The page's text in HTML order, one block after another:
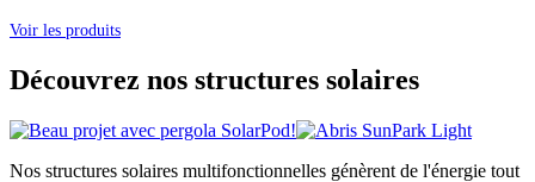
Voir les produits
Découvrez nos structures solaires
Nos structures solaires multifonctionnelles génèrent de l'énergie tout